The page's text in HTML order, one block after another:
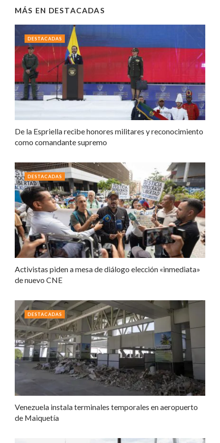
MÁS EN DESTACADAS
De la Espriella recibe honores militares y reconocimiento
como comandante supremo
DESTACADAS
Activistas piden a mesa de diálogo elección «inmediata»
de nuevo CNE
DESTACADAS
Venezuela instala terminales temporales en aeropuerto
de Maiquetía
DESTACADAS